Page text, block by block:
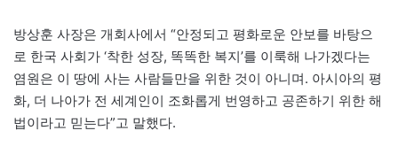
방상훈 사장은 개회사에서 “안정되고 평화로운 안보를 바탕으
로 한국 사회가 ‘착한 성장, 똑똑한 복지’를 이룩해 나가겠다는
염원은 이 땅에 사는 사람들만을 위한 것이 아니며. 아시아의 평
화, 더 나아가 전 세계인이 조화롭게 번영하고 공존하기 위한 해
법이라고 믿는다”고 말했다.